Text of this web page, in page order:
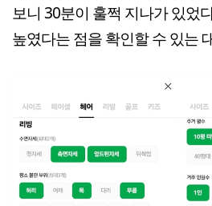
보니 30분이 훌쩍 지나가 있었
높였다는 점을 확인할 수 있는